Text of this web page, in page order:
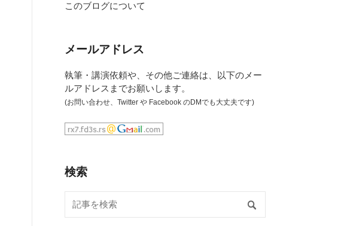
このブログについて
メールアドレス
執筆・講演依頼や、その他ご連絡は、以下のメー
ルアドレスまでお願いします。
(お問い合わせ、 Twitterや FacebookのDMでも大丈夫です)
検索